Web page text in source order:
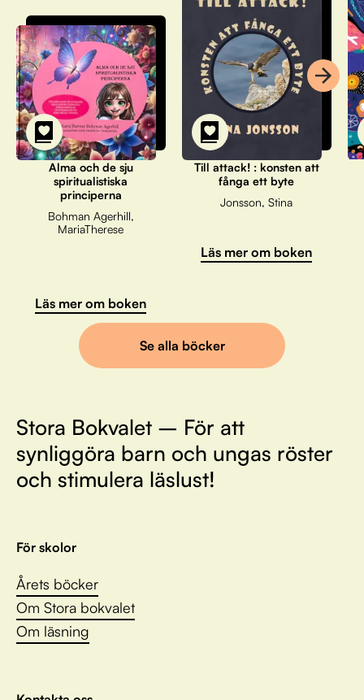
Alma och de sju
spiritualistiska
principerna
Bohman Agerhill,
MariaTherese
Läs mer om boken
Till attack! : konsten att
fånga ett byte
Jonsson, Stina
Läs mer om boken
Se alla böcker
Stora Bokvalet – För att
synliggöra barn och ungas röster
och stimulera läslust!
För skolor
Årets böcker
Om Stora bokvalet
Om läsning